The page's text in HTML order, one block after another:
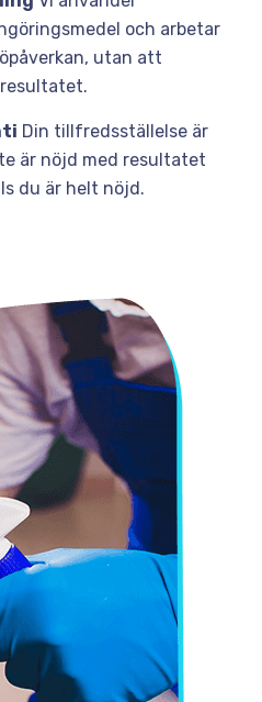
och arbetar
utan att
resultatet.
Din tillfredsställelse är
är nöjd med resultatet
du är helt nöjd.